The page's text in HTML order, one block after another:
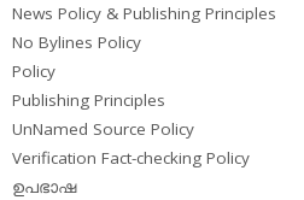
News Policy & Publishing Principles
No Bylines Policy
Policy
Publishing Principles
UnNamed Source Policy
Verification Fact-checking Policy
ഉപഭാഷ